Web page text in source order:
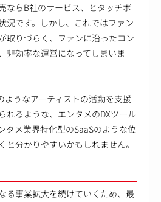
ならB社のサービス、とタッチポ
況です。しかし、これではファン
取りづらく、ファンに沿ったコン
非効率な運営になってしまいま
ようなアーティストの活動を支援
れるような、エンタメのDXツール
タメ業界特化型のSaaSのような位
と分かりやすいかもしれません。
る事業拡大を続けていくため、最